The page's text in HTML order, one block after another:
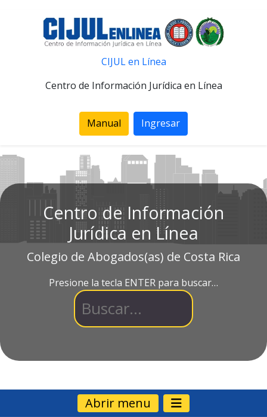
CIJUL en Línea
Centro de Información Jurídica en Línea
Manual Ingresar
Centro de Información
Jurídica en Línea
Colegio de Abogados(as) de Costa Rica
Presione la tecla ENTER para buscar…
Abrir menu